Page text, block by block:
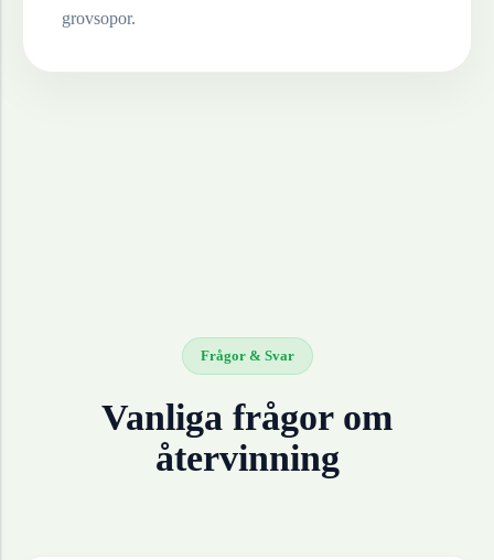
grovsopor.
Frågor & Svar
Vanliga frågor om
återvinning